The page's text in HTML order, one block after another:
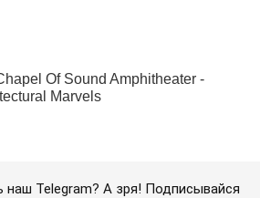
Telegram? А зря! Подписывайся